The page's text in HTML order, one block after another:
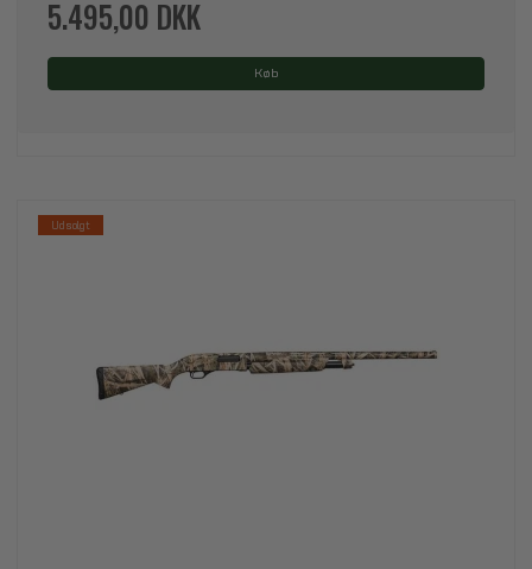
5.495,00 DKK
Køb
Udsolgt